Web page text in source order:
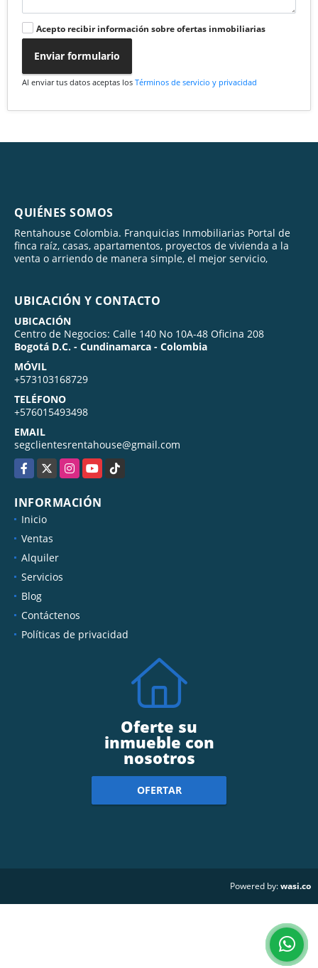
Acepto recibir información sobre ofertas inmobiliarias
Enviar formulario
Al enviar tus datos aceptas los Términos de servicio y privacidad
QUIÉNES SOMOS
Rentahouse Colombia. Franquicias Inmobiliarias Portal de
finca raíz, casas, apartamentos, proyectos de vivienda a la
venta o arriendo de manera simple, el mejor servicio,
UBICACIÓN Y CONTACTO
UBICACIÓN
Centro de Negocios: Calle 140 No 10A-48 Oficina 208
Bogotá D.C. - Cundinamarca - Colombia
MÓVIL
+573103168729
TELÉFONO
+576015493498
EMAIL
segclientesrentahouse@gmail.com
Facebook
X InstagramYouTubeTikTok
INFORMACIÓN
Inicio
Ventas
Alquiler
Servicios
Blog
Contáctenos
Políticas de privacidad
Oferte su
inmueble con
nosotros
OFERTAR
Powered by:wasi.co